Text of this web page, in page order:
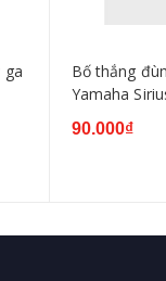
ga
Bố thắng
Yamaha
90.000₫